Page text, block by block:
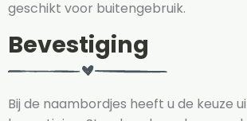
geschikt voor buitengebruik.
Bevestiging
Bij de naambordjes heeft u de keuze